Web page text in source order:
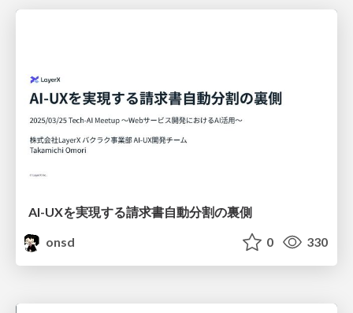
AI-UXを実現する請求書自動分割の裏側
onsd
0 330